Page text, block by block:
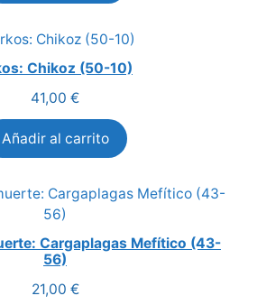
era:
es:
Chikoz (50-10)
41,00 €
Añadir al carrito
Cargaplagas Mefítico (43-
56)
21,00 €